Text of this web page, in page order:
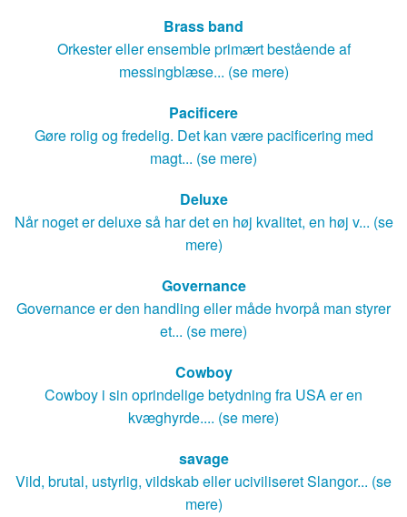
Brass band
Orkester eller ensemble primært bestående af
messingblæse... (se mere)
Pacificere
Gøre rolig og fredelig. Det kan være pacificering med
magt... (se mere)
Deluxe
Når noget er deluxe så har det en høj kvalitet, en høj v... (se
mere)
Governance
Governance er den handling eller måde hvorpå man styrer
et... (se mere)
Cowboy
Cowboy i sin oprindelige betydning fra USA er en
kvæghyrde.... (se mere)
savage
Vild, brutal, ustyrlig, vildskab eller uciviliseret Slangor... (se
mere)